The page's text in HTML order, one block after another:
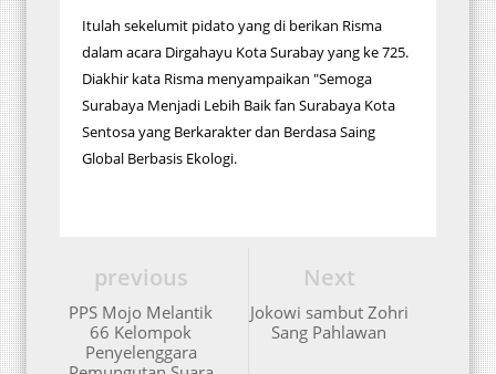
Itulah sekelumit pidato yang di berikan Risma
dalam acara Dirgahayu Kota Surabay yang ke 725.
Diakhir kata Risma menyampaikan "Semoga
Surabaya Menjadi Lebih Baik fan Surabaya Kota
Sentosa yang Berkarakter dan Berdasa Saing
Global Berbasis Ekologi.
Next
Jokowi sambut Zohri
Sang Pahlawan
previous
PPS Mojo Melantik
66 Kelompok
Penyelenggara